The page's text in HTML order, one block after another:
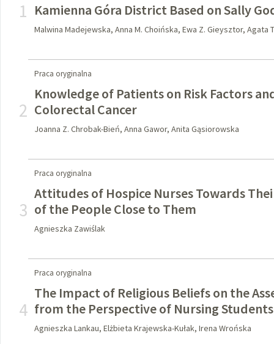
1 Kamienna Góra District Based on Sally
Malwina Madejewska, Anna M. Choińska, Ewa Z. Gieysztor, Agata
2
Praca oryginalna
Knowledge of Patients on Risk Factors
Colorectal Cancer
Joanna Z. Chrobak-Bień, Anna Gawor, Anita Gąsiorowska
3
Praca oryginalna
Attitudes of Hospice Nurses Towards
of the People Close to Them
Agnieszka Zawiślak
4
Praca oryginalna
The Impact of Religious Beliefs on the
from the Perspective of Nursing Students
Agnieszka Lankau, Elżbieta Krajewska-Kułak, Irena Wrońska